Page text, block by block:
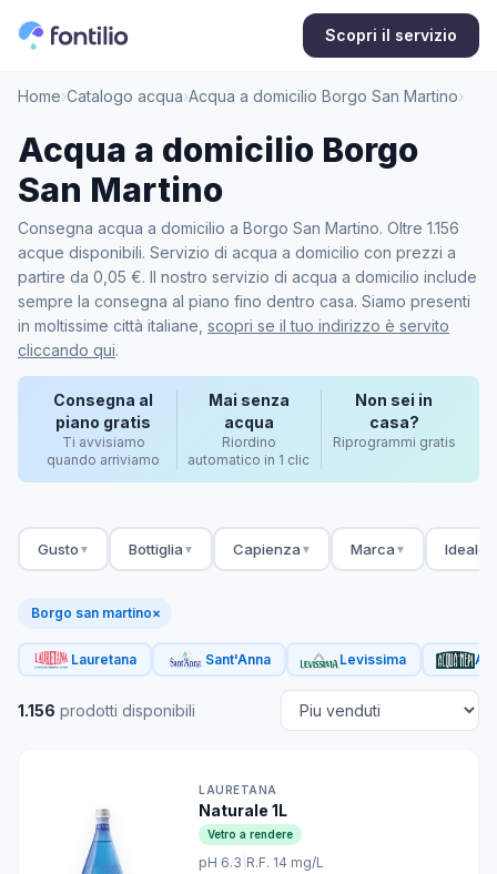
Scopri il servizio
Home›Catalogo acqua›Acqua a domicilio Borgo San Martino›
Acqua a domicilio Borgo
San Martino
Consegna acqua a domicilio a Borgo San Martino. Oltre 1.156
acque disponibili. Servizio di acqua a domicilio con prezzi a
partire da 0,05 €. Il nostro servizio di acqua a domicilio include
sempre la consegna al piano fino dentro casa. Siamo presenti
in moltissime città italiane, scopri se il tuo indirizzo è servito
cliccando qui.
Consegna al
piano gratis
Ti avvisiamo
quando arriviamo
Mai senza
acqua
Riordino
automatico in 1 clic
Non sei in
casa?
Riprogrammi gratis
Gusto ▼ Bottiglia ▼ Capienza ▼ Marca ▼ Ideale
Borgo san martino×
Lauretana Sant'Anna Levissima
1.156 prodotti disponibili
LAURETANA
Naturale 1L
Vetro a rendere
pH 6.3 R.F. 14 mg/L